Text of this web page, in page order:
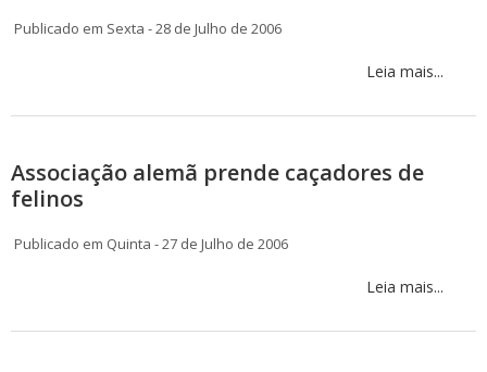
Publicado em Sexta - 28 de Julho de 2006
Leia mais...
Associação alemã prende caçadores de
felinos
Publicado em Quinta - 27 de Julho de 2006
Leia mais...